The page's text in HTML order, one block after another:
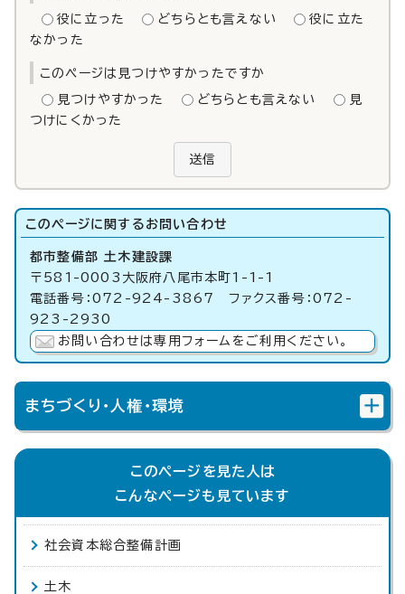
役に立った どちらとも言えない
役に立た
なかった
このページは見つけやすかったですか
見つけやすかった どちらとも言えない
見
つけにくかった
送信
このページに関する お問い合わせ
都市整備部 土木建設課
〒581-0003大阪府八尾市本町1-1-1
電話番号：072-924-3867 ファクス番号：072-
923-2930
お問い合わせは専用フォームをご利用ください。
まちづくり・人権・環境
このページを見た人は
こんなページも見ています
社会資本総合整備計画
土木